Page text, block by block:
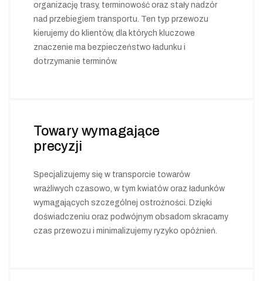
organizację trasy, terminowość oraz stały nadzór
nad przebiegiem transportu. Ten typ przewozu
kierujemy do klientów, dla których kluczowe
znaczenie ma bezpieczeństwo ładunku i
dotrzymanie terminów.
Towary wymagające
precyzji
Specjalizujemy się w transporcie towarów
wrażliwych czasowo, w tym kwiatów oraz ładunków
wymagających szczególnej ostrożności. Dzięki
doświadczeniu oraz podwójnym obsadom skracamy
czas przewozu i minimalizujemy ryzyko opóźnień.